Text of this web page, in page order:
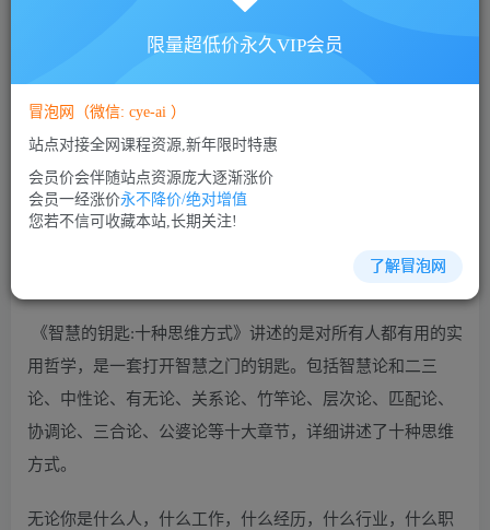
此内容为付费资源，请付费后查看
5
VIP会员 免费
立即购买
您当前未登录！建议登陆后购买，可保存购买订单
《智慧的钥匙:十种思维方式》讲述的是对所有人都有用的实
用哲学，是一套打开智慧之门的钥匙。包括智慧论和二三
论、中性论、有无论、关系论、竹竿论、层次论、匹配论、
协调论、三合论、公婆论等十大章节，详细讲述了十种思维
方式。
无论你是什么人，什么工作，什么经历，什么行业，什么职
限量超低价永久VIP会员
冒泡网（微信: cye-ai ）
站点对接全网课程资源,新年限时特惠
会员价会伴随站点资源庞大逐渐涨价
会员一经涨价永不降价/绝对增值
您若不信可收藏本站,长期关注!
了解冒泡网